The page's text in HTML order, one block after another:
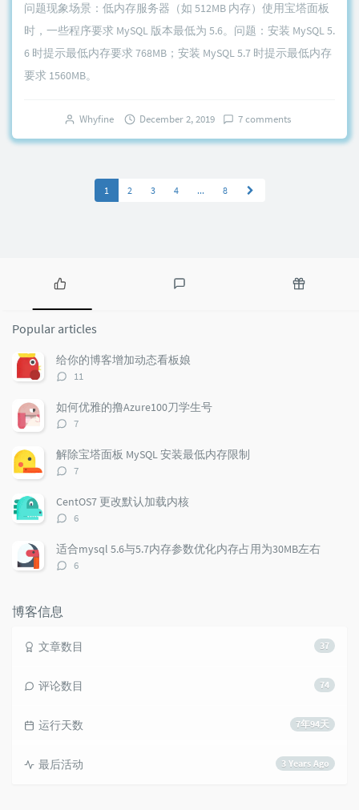
问题现象场景：低内存服务器（如 512MB 内存）使用宝塔面板
时，一些程序要求 MySQL 版本最低为 5.6。问题：安装 MySQL 5.
6 时提示最低内存要求 768MB；安装 MySQL 5.7 时提示最低内存
要求 1560MB。
Whyfine December 2, 2019 7 comments
1 2 3 4 ... 8
P
p
u
l
a
r
a
r
t
i
l
e
e
s
c
o
m
t
Popular articles
给你的博客增加动态看板娘
评
数：
11
如何优雅的撸Azure100刀学生号
评
数：
7
解除宝塔面板 MySQL 安装最低内存限制
评
数：
7
CentOS7 更改默认加载内核
评
数：
6
适合mysql 5.6与5.7内存参数优化内存占用为30MB左右
评
6
博客信息
37
文章数目
74
评论数目
7年94天
运行天数
3 Years Ago
最后活动